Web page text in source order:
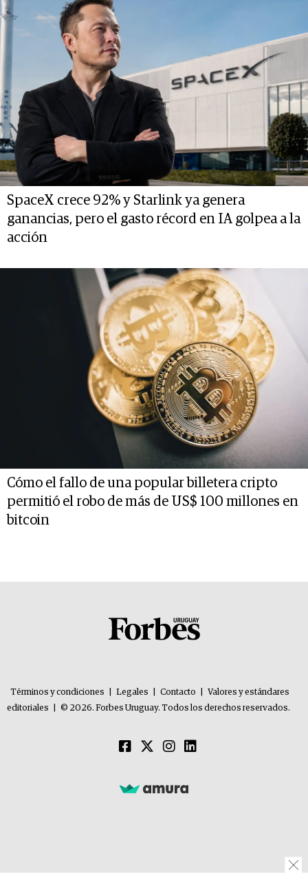
SpaceX crece 92% y Starlink ya genera
ganancias, pero el gasto récord en IA golpea a la
acción
Cómo el fallo de una popular billetera cripto
permitió el robo de más de US$ 100 millones en
bitcoin
Términos y condiciones Legales Contacto
Valores y estándares
editoriales
© 2026. Forbes Uruguay. Todos los derechos reservados.